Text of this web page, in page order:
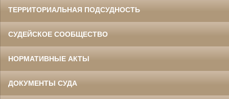
ТЕРРИТОРИАЛЬНАЯ ПОДСУДНОСТЬ
СУДЕЙСКОЕ СООБЩЕСТВО
НОРМАТИВНЫЕ АКТЫ
ДОКУМЕНТЫ СУДА